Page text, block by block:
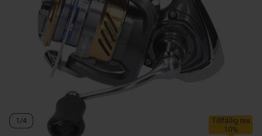
Tillfällig rea
10%
1/4
1/4
1/4
1/4